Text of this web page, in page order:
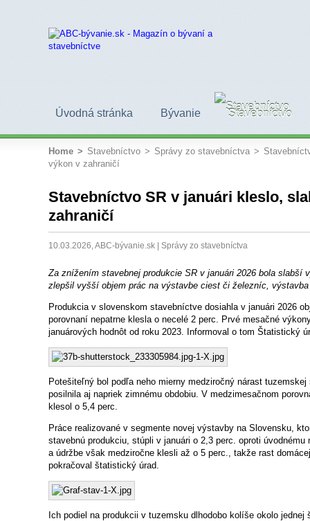
Úvodná stránka Bývanie Stavebníctvo
Home > Stavebníctvo > Správy zo stavebníctva >
výkon v zahraničí
Stavebníctvo SR v januári kleslo,
zahraničí
10.03.2026, ABC-bývanie.sk | Správy zo stavebníctva
Za znížením stavebnej produkcie SR v januári 2026 bola slabší
zlepšil vyšší objem prác na výstavbe ciest či železníc,
Produkcia v slovenskom stavebníctve dosiahla v januári 2026
porovnaní nepatrne klesla o necelé 2 perc. Prvé mesačné
januárových hodnôt od roku 2023. Informoval o tom Štatistický
Potešiteľný bol podľa neho mierny medziročný nárast
posilnila aj napriek zimnému obdobiu. V medzimesačnom
klesol o 5,4 perc.
Práce realizované v segmente novej výstavby na Slovensku,
stavebnú produkciu, stúpli v januári o 2,3 perc. oproti
a údržbe však medziročne klesli až o 5 perc., takže rast
pokračoval štatistický úrad.
Ich podiel na produkcii v tuzemsku dlhodobo kolíše okolo